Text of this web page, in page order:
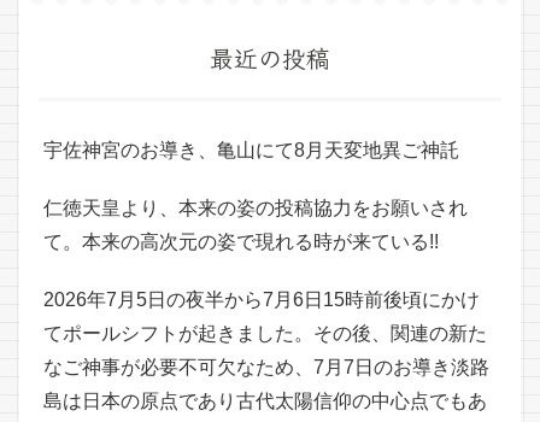
最近の投稿
宇佐神宮のお導き、亀山にて8月天変地異ご神託
仁徳天皇より、本来の姿の投稿協力をお願いされ
て。本来の高次元の姿で現れる時が来ている!!
2026年7月5日の夜半から7月6日15時前後頃にかけ
てポールシフトが起きました。その後、関連の新た
なご神事が必要不可欠なため、7月7日のお導き淡路
島は日本の原点であり古代太陽信仰の中心点でもあ